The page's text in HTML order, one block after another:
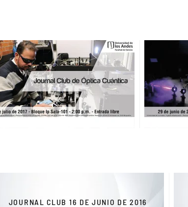
JOURNAL CLUB 16 DE JUNIO DE 2016